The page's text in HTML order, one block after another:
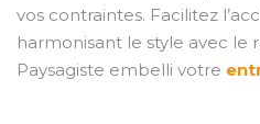
vos contraintes. Facilitez
harmonisant le style avec le
Paysagiste embelli votre